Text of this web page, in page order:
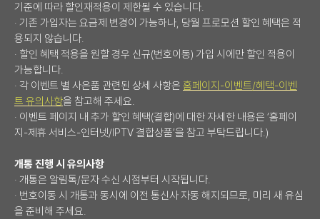
기준에 따라 할인재적용이 제한될 수 있습니다.
· 기존 가입자는 요금제 변경이 가능하나, 당월 프로모션 할인 혜택은 적
용되지 않습니다.
· 할인 혜택 적용을 원할 경우 신규(번호이동) 가입 시에만 할인 적용이
가능합니다.
· 각 이벤트 별 사은품 관련된 상세 사항은 홈페이지-이벤트/혜택-이벤
트 유의사항을 참고해 주세요.
· 이벤트 페이지 내 추가 할인 혜택(결합)에 대한 자세한 내용은 ‘홈페이
지-제휴 서비스-인터넷/IPTV 결합상품’을 참고 부탁드립니다.)
개통 진행 시 유의사항
· 개통은 알림톡/문자 수신 시점부터 시작됩니다.
· 번호이동 시 개통과 동시에 이전 통신사 자동 해지되므로, 미리 새 유심
을 준비해 주세요.